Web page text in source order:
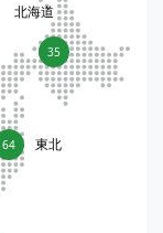
35
北海道
64 東北